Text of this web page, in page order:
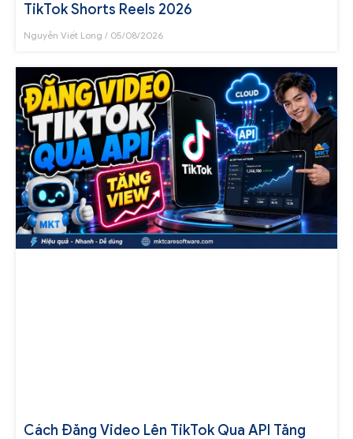
TikTok Shorts Reels 2026
Nguyễn Viết Long 05/08/2026
Cách Đăng Video Lên TikTok Qua API Tăng